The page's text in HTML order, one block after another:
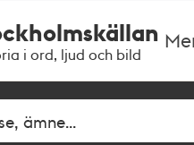
i ord, ljud och bild